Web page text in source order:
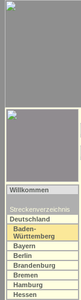
Willkommen
Streckenverzeichnis
Deutschland
Baden-
Württemberg
Bayern
Berlin
Brandenburg
Bremen
Hamburg
Hessen